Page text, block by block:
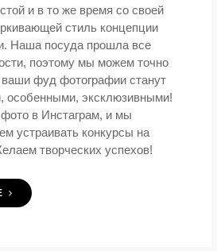
и в то же время со своей
стиль концепции
Наша посуда прошла все
поэтому мы можем точно
ваши фуд фотографии станут
особенными, эксклюзивными!
в Инстаграм, и мы
устраивать конкурсы на
творческих успехов!